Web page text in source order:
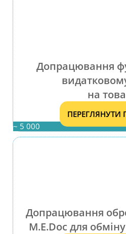
Допрацювання
на
ПЕРЕГЛЯНУТИ
~ 5 000
Допрацювання
M.E.Doc для